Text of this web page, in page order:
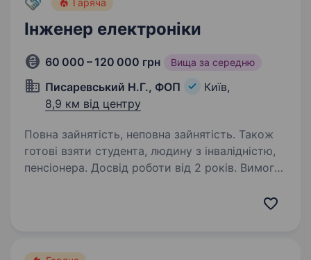
Гаряча
Інженер електроніки
60 000 – 120 000 грн Вища за середню
Писаревський Н.Г., ФОП
Київ,
8,9 км від центру
Повна зайнятість, неповна зайнятість. Також
готові взяти студента, людину з інвалідністю,
пенсіонера. Досвід роботи від 2 років. Вимоги:
роботи: Індивідуальний підхід до формування
обговорити в залежності від можливості…